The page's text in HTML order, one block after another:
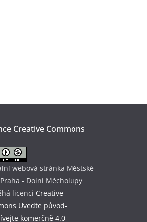
Creative Commons
webová stránka Městské
- Dolní Měcholupy
licenci Creative
Uveďte původ-
komerčně 4.0